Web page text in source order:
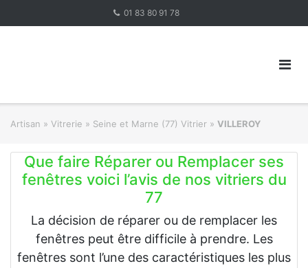
01 83 80 91 78
Artisan » Vitrerie » Seine et Marne (77) Vitrier » VILLEROY
Que faire Réparer ou Remplacer ses
fenêtres voici l’avis de nos vitriers du
77
La décision de réparer ou de remplacer les
fenêtres peut être difficile à prendre. Les
fenêtres sont l’une des caractéristiques les plus